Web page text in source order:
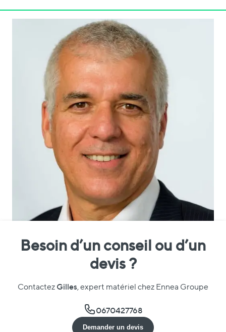
Besoin d’un conseil ou d’un
devis ?
Contactez Gilles, expert matériel chez Ennea Groupe
0670427768
Demander un devis